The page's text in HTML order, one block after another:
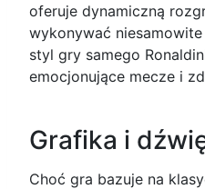
oferuje dynamiczną
wykonywać
styl gry samego
emocjonujące mecze i
Grafika i
Choć gra bazuje na